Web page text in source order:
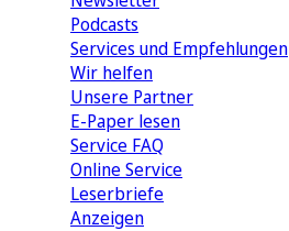
Podcasts
Services und Empfehlungen
Wir helfen
Unsere Partner
E-Paper lesen
Service FAQ
Online Service
Leserbriefe
Anzeigen